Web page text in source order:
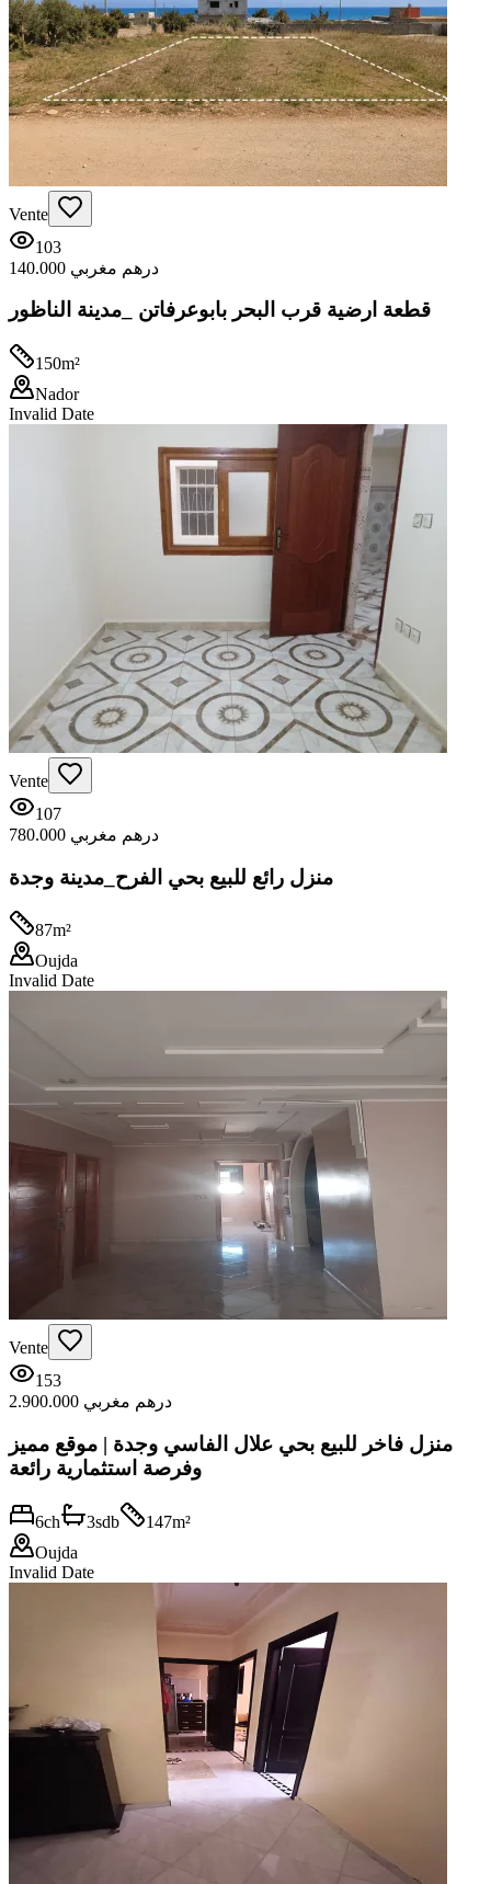
Vente
103
140.000 درهم مغربي
قطعة ارضية قرب البحر بابوعرفاتن _مدينة الناظور
150m²
Nador
Invalid Date
Vente
107
780.000 درهم مغربي
منزل رائع للبيع بحي الفرح_مدينة وجدة
87m²
Oujda
Invalid Date
Vente
153
2.900.000 درهم مغربي
منزل فاخر للبيع بحي علال الفاسي وجدة | موقع مميز
وفرصة استثمارية رائعة
6ch 3sdb 147m²
Oujda
Invalid Date